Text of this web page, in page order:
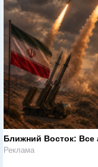
Ближний Восток: Все
Реклама